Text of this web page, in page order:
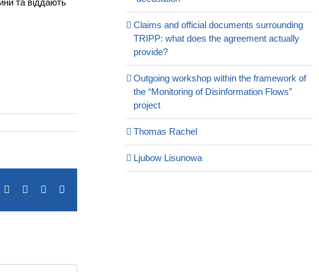
TumblrPinterest
Claims and official documents surrounding
TRIPP: what does the agreement actually
provide?
Outgoing workshop within the framework of
the “Monitoring of Disinformation Flows”
project
Thomas Rachel
Ljubow Lisunowa